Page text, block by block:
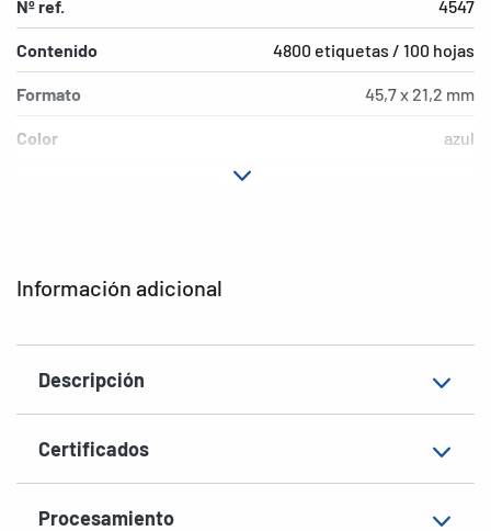
Información adicional
Descripción
Certificados
Procesamiento
Nº ref. 4547
Contenido 4800 etiquetas / 100 hojas
Formato 45,7 x 21,2 mm
Color azul
Forma de las esquinas
EAN 4008705045476